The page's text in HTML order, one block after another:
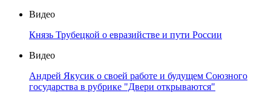
Видео
Князь Трубецкой о евразийстве и пути России
Видео
Андрей Якусик о своей работе и будущем Союзного
государства в рубрике "Двери открываются"